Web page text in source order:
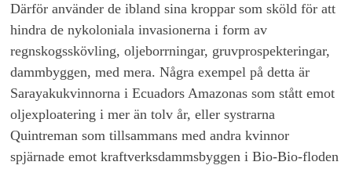
Därför använder de ibland sina kroppar som sköld för att
hindra de nykoloniala invasionerna i form av
regnskogsskövling, oljeborrningar, gruvprospekteringar,
dammbyggen, med mera. Några exempel på detta är
Sarayakukvinnorna i Ecuadors Amazonas som stått emot
oljexploatering i mer än tolv år, eller systrarna
Quintreman som tillsammans med andra kvinnor
spjärnade emot kraftverksdammsbyggen i Bio-Bio-floden